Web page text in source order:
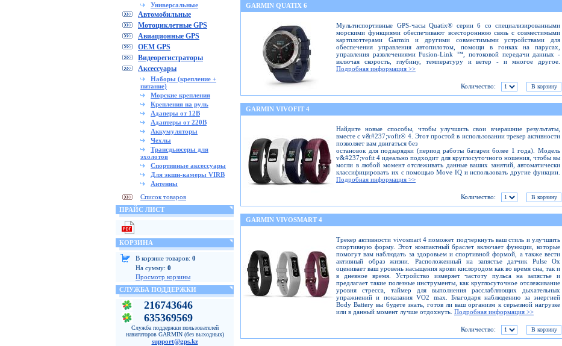
Универсальные
Автомобильные
Мотоциклетные GPS
Авиационные GPS
OEM GPS
Видеорегистраторы
Аксессуары
Наборы (крепление +
питание)
Морские крепления
Крепления на руль
Адаперы от 12В
Адаптеры от 220В
Аккумуляторы
Чехлы
Трансдьюсеры для
эхолотов
Спортивные аксессуары
Для экшн-камеры VIRB
Антенны
Список товаров
ПРАЙС ЛИСТ
КОРЗИНА
В корзине товаров: 0
На сумму: 0
Просмотр корзины
СЛУЖБА ПОДДЕРЖКИ
216743646
635369569
Служба поддержки пользователей
навигаторов GARMIN (без выходных)
support@gps.kz
GARMIN QUATIX 6
Мультиспортивные GPS-часы Quatix® серии 6 со специализированными
морскими функциями обеспечивают всестороннюю связь с совместимыми
картплоттерами Garmin и другими совместимыми устройствами для
обеспечения управления автопилотом, помощи в гонках на парусах,
управления развлечениями Fusion-Link ™, потоковой передачи данных -
включая скорость, глубину, температуру и ветер - и многое другое.
Подробная информация >>
Количество:
GARMIN VIVOFIT 4
Найдите новые способы, чтобы улучшить свои вчерашние результаты,
вместе с v&#237;vofit® 4. Этот простой в использовании трекер активности
позволяет вам двигаться без
остановок для подзарядки (период работы батареи более 1 года). Модель
v&#237;vofit 4 идеально подходит для круглосуточного ношения, чтобы вы
могли в любой момент отслеживать данные ваших занятий, автоматически
классифицировать их с помощью Move IQ и использовать другие функции.
Подробная информация >>
Количество:
GARMIN VIVOSMART 4
Трекер активности vivosmart 4 поможет подчеркнуть ваш стиль и улучшить
спортивную форму. Этот компактный браслет включает функции, которые
помогут вам наблюдать за здоровьем и спортивной формой, а также вести
активный образ жизни. Расположенный на запястье датчик Pulse Ox
оценивает ваш уровень насыщения крови кислородом как во время сна, так и
в дневное время. Устройство измеряет частоту пульса на запястье и
предлагает такие полезные инструменты, как круглосуточное отслеживание
уровня стресса, таймер для выполнения расслабляющих дыхательных
упражнений и показания VO2 max. Благодаря наблюдению за энергией
Body Battery вы будете знать, готов ли ваш организм к серьезной нагрузке
или в данный момент лучше отдохнуть. Подробная информация >>
Количество: